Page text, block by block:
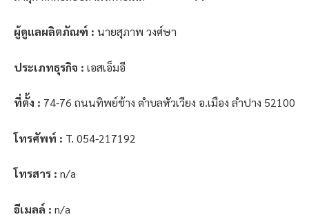
ผู้ดูแลผลิตภัณฑ์ : นายสุภาพ วงศ์ษา
ประเภทธุรกิจ : เอสเอ็มอี
ที่ตั้ง : 74-76 ถนนทิพย์ช้าง ตำบลหัวเวียง อ.เมือง ลำปาง 52100
โทรศัพท์ : T. 054-217192
โทรสาร : n/a
อีเมลล์ : n/a